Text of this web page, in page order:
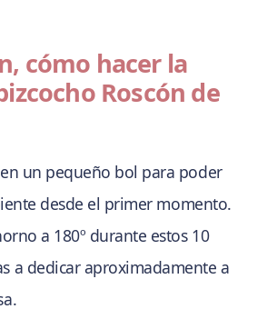
cómo hacer la
Roscón de
un pequeño bol para poder
desde el primer momento.
a 180º durante estos 10
a dedicar aproximadamente a